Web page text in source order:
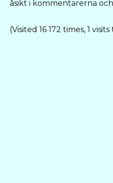
åsikt i kommentarerna
(Visited 16 172 times, 1